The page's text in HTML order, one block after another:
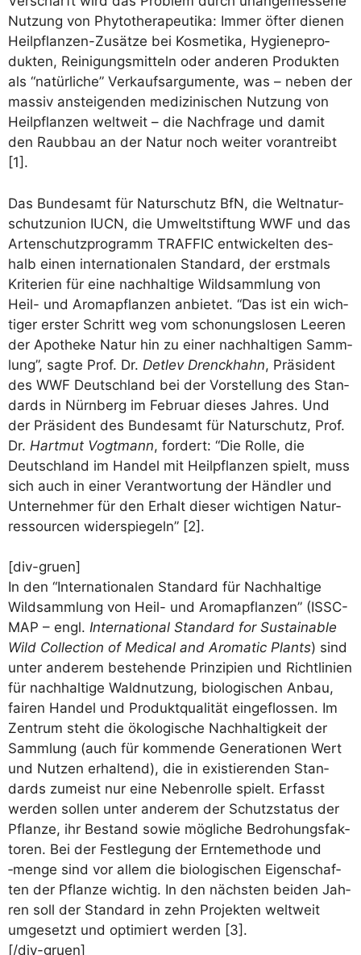
Nut­zung von Phy­to­the­ra­peu­ti­ka: Immer öfter die­nen
Heil­pflan­zen-Zusät­ze bei Kos­me­ti­ka, Hygie­ne­pro­
duk­ten, Rei­ni­gungs­mit­teln oder ande­ren Pro­duk­ten
als “natür­li­che” Ver­kaufs­ar­gu­men­te, was – neben der
mas­siv anstei­gen­den medi­zi­ni­schen Nut­zung von
Heil­pflan­zen welt­weit – die Nach­fra­ge und damit
den Raub­bau an der Natur noch wei­ter vor­an­treibt
[1].
Das Bun­des­amt für Natur­schutz BfN, die Welt­na­tur­
schutz­uni­on IUCN, die Umwelt­stif­tung WWF und das
Arten­schutz­pro­gramm TRAFFIC ent­wi­ckel­ten des­
halb einen inter­na­tio­na­len Stan­dard, der erst­mals
Kri­te­ri­en für eine nach­hal­ti­ge Wild­samm­lung von
Heil- und Aro­ma­pflan­zen anbie­tet. “Das ist ein wich­
ti­ger ers­ter Schritt weg vom scho­nungs­lo­sen Lee­ren
der Apo­the­ke Natur hin zu einer nach­hal­ti­gen Samm­
lung”, sag­te Prof. Dr. Det­lev Drenck­hahn, Prä­si­dent
des WWF Deutsch­land bei der Vor­stel­lung des Stan­
dards in Nürn­berg im Febru­ar die­ses Jah­res. Und
der Prä­si­dent des Bun­des­amt für Natur­schutz, Prof.
Dr. Hart­mut Vogt­mann, for­dert: “Die Rol­le, die
Deutsch­land im Han­del mit Heil­pflan­zen spielt, muss
sich auch in einer Ver­ant­wor­tung der Händ­ler und
Unter­neh­mer für den Erhalt die­ser wich­ti­gen Natur­
res­sour­cen wider­spie­geln” [2].
[div-gruen]
In den “Inter­na­tio­na­len Stan­dard für Nach­hal­ti­ge
Wild­samm­lung von Heil- und Aro­ma­pflan­zen” (ISSC-
MAP – engl. Inter­na­tio­nal Stan­dard for Sus­tainable
Wild Coll­ec­tion of Medi­cal and Aro­ma­tic Plants) sind
unter ande­rem bestehen­de Prin­zi­pi­en und Richt­li­ni­en
für nach­hal­ti­ge Wald­nut­zung, bio­lo­gi­schen Anbau,
fai­ren Han­del und Pro­dukt­qua­li­tät ein­ge­flos­sen. Im
Zen­trum steht die öko­lo­gi­sche Nach­hal­tig­keit der
Samm­lung (auch für kom­men­de Gene­ra­tio­nen Wert
und Nut­zen erhal­tend), die in exis­tie­ren­den Stan­
dards zumeist nur eine Neben­rol­le spielt. Erfasst
wer­den sol­len unter ande­rem der Schutz­sta­tus der
Pflan­ze, ihr Bestand sowie mög­li­che Bedro­hungs­fak­
to­ren. Bei der Fest­le­gung der Ern­te­me­tho­de und
‑men­ge sind vor allem die bio­lo­gi­schen Eigen­schaf­
ten der Pflan­ze wich­tig. In den nächs­ten bei­den Jah­
ren soll der Stan­dard in zehn Pro­jek­ten welt­weit
umge­setzt und opti­miert wer­den [3].
[/div-gruen]